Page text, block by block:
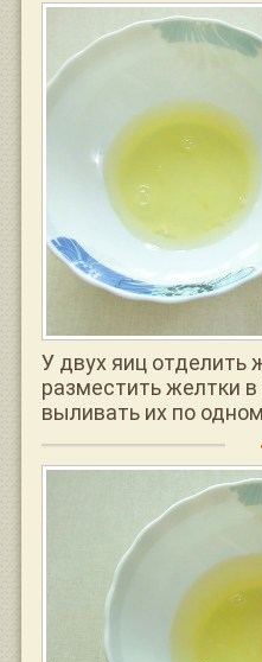
У двух яиц отделить
разместить желтки
выливать их по